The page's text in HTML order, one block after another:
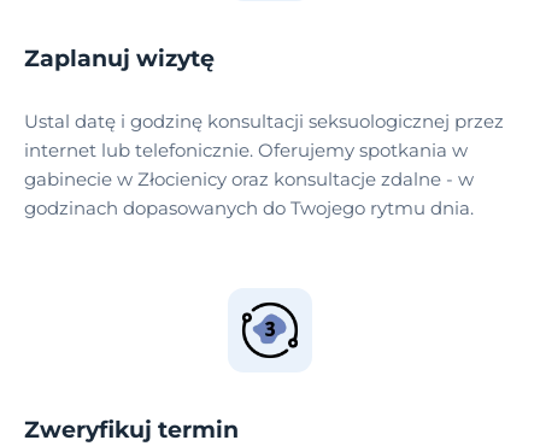
Zaplanuj wizytę
Ustal datę i godzinę konsultacji seksuologicznej przez
internet lub telefonicznie. Oferujemy spotkania w
gabinecie w Złocienicy oraz konsultacje zdalne - w
godzinach dopasowanych do Twojego rytmu dnia.
Zweryfikuj termin